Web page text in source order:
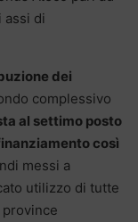
assi di
dei
complessivo
al settimo posto
così
messi a
utilizzo di tutte